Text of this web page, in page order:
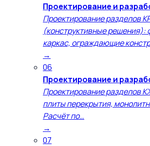
Проектирование и
Проектирование разделов
(конструктивные решения):
каркас, ограждающие
→
06
Проектирование и
Проектирование разделов
плиты перекрытия,
Расчёт по…
→
07